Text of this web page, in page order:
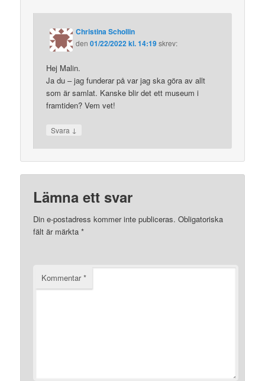
Christina Schollin
den01/22/2022 kl. 14:19skrev:
Hej Malin.
Ja du – jag funderar på var jag ska göra av allt
som är samlat. Kanske blir det ett museum i
framtiden? Vem vet!
Svara ↓
Lämna ett svar
Din e-postadress kommer inte publiceras. Obligatoriska
fält är märkta*
Kommentar*